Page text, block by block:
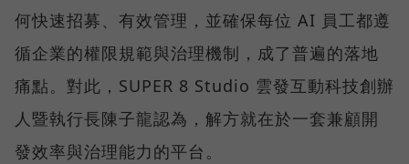
何快速招募、有效管理，並確保每位 AI 員工都遵
循企業的權限規範與治理機制，成了普遍的落地
痛點。對此，SUPER 8 Studio 雲發互動科技創辦
人暨執行長陳子龍認為，解方就在於一套兼顧開
發效率與治理能力的平台。